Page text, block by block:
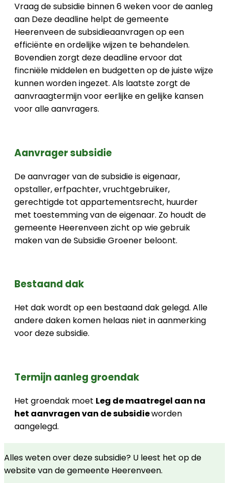
Vraag de subsidie binnen 6 weken voor de aanleg
aan Deze deadline helpt de gemeente
Heerenveen de subsidieaanvragen op een
efficiënte en ordelijke wijzen te behandelen.
Bovendien zorgt deze deadline ervoor dat
fincniële middelen en budgetten op de juiste wijze
kunnen worden ingezet. Als laatste zorgt de
aanvraagtermijn voor eerlijke en gelijke kansen
voor alle aanvragers.
Aanvrager subsidie
De aanvrager van de subsidie is eigenaar,
opstaller, erfpachter, vruchtgebruiker,
gerechtigde tot appartementsrecht, huurder
met toestemming van de eigenaar. Zo houdt de
gemeente Heerenveen zicht op wie gebruik
maken van de Subsidie Groener beloont.
Bestaand dak
Het dak wordt op een bestaand dak gelegd. Alle
andere daken komen helaas niet in aanmerking
voor deze subsidie.
Termijn aanleg groendak
Het groendak moet Leg de maatregel aan na
het aanvragen van de subsidieworden
aangelegd.
Alles weten over deze subsidie? U leest het op de
website van de gemeente Heerenveen.